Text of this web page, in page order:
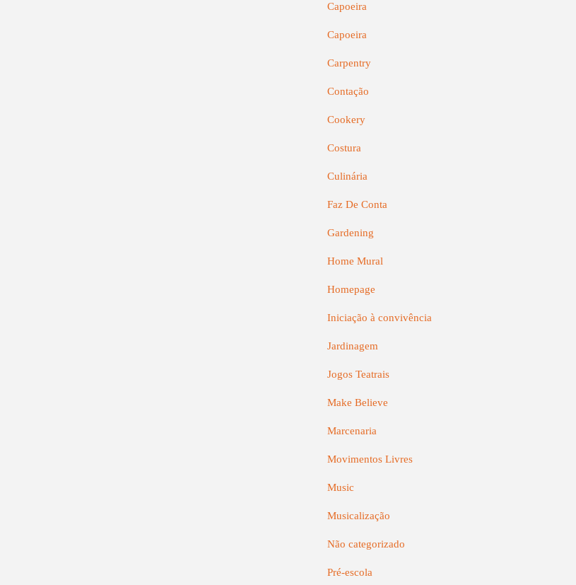
Capoeira
Capoeira
Carpentry
Contação
Cookery
Costura
Culinária
Faz De Conta
Gardening
Home Mural
Homepage
Iniciação à convivência
Jardinagem
Jogos Teatrais
Make Believe
Marcenaria
Movimentos Livres
Music
Musicalização
Não categorizado
Pré-escola